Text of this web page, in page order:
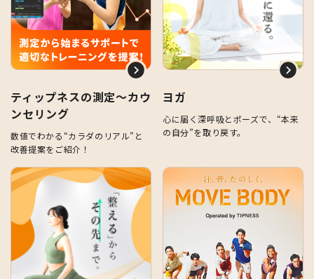
ティップネスの測定～カウ
ンセリング
数値でわかる“カラダのリアル”と
改善提案をご紹介！
ヨガ
心に届く深呼吸とポーズで、“本来
の自分”を取り戻す。